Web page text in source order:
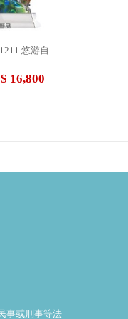
悠游自
$ 16,800
事或刑事等法